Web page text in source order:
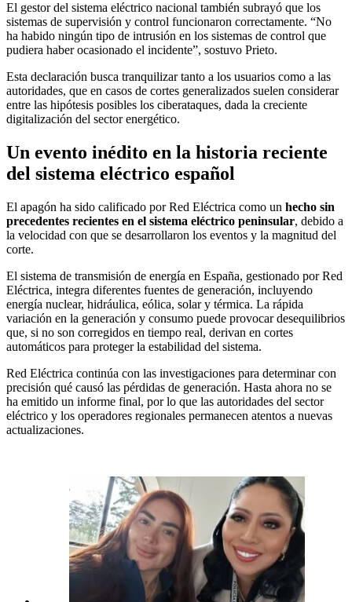
El gestor del sistema eléctrico nacional también subrayó que los
sistemas de supervisión y control funcionaron correctamente. “No
ha habido ningún tipo de intrusión en los sistemas de control que
pudiera haber ocasionado el incidente”, sostuvo Prieto.
Esta declaración busca tranquilizar tanto a los usuarios como a las
autoridades, que en casos de cortes generalizados suelen considerar
entre las hipótesis posibles los ciberataques, dada la creciente
digitalización del sector energético.
Un evento inédito en la historia reciente
del sistema eléctrico español
El apagón ha sido calificado por Red Eléctrica como un hecho sin
precedentes recientes en el sistema eléctrico peninsular, debido a
la velocidad con que se desarrollaron los eventos y la magnitud del
corte.
El sistema de transmisión de energía en España, gestionado por Red
Eléctrica, integra diferentes fuentes de generación, incluyendo
energía nuclear, hidráulica, eólica, solar y térmica. La rápida
variación en la generación y consumo puede provocar desequilibrios
que, si no son corregidos en tiempo real, derivan en cortes
automáticos para proteger la estabilidad del sistema.
Red Eléctrica continúa con las investigaciones para determinar con
precisión qué causó las pérdidas de generación. Hasta ahora no se
ha emitido un informe final, por lo que las autoridades del sector
eléctrico y los operadores regionales permanecen atentos a nuevas
actualizaciones.